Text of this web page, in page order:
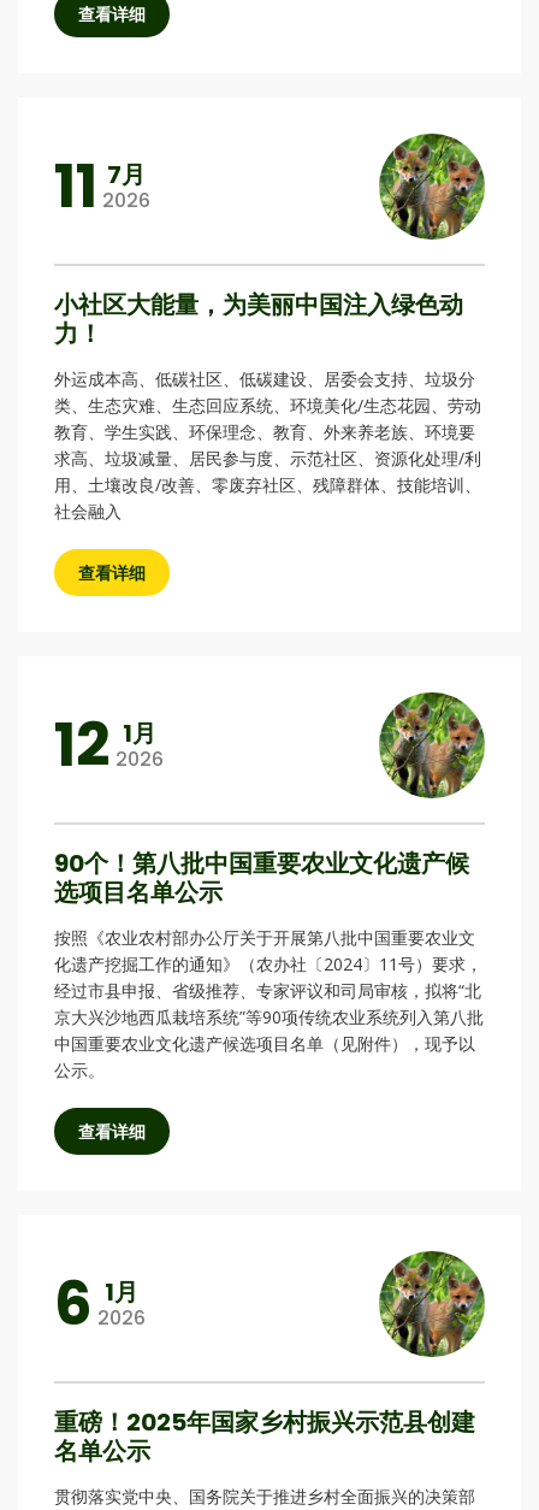
查看详细
11 7月
2026
小社区大能量，为美丽中国注入绿色动
力！
外运成本高、低碳社区、低碳建设、居委会支持、垃圾分
类、生态灾难、生态回应系统、环境美化/生态花园、劳动
教育、学生实践、环保理念、教育、外来养老族、环境要
求高、垃圾减量、居民参与度、示范社区、资源化处理/利
用、土壤改良/改善、零废弃社区、残障群体、技能培训、
社会融入
查看详细
12 1月
2026
90个！第八批中国重要农业文化遗产候
选项目名单公示
按照《农业农村部办公厅关于开展第八批中国重要农业文
化遗产挖掘工作的通知》（农办社〔2024〕11号）要求，
经过市县申报、省级推荐、专家评议和司局审核，拟将“北
京大兴沙地西瓜栽培系统”等90项传统农业系统列入第八批
中国重要农业文化遗产候选项目名单（见附件），现予以
公示。
查看详细
6 1月
2026
重磅！2025年国家乡村振兴示范县创建
名单公示
贯彻落实党中央、国务院关于推进乡村全面振兴的决策部